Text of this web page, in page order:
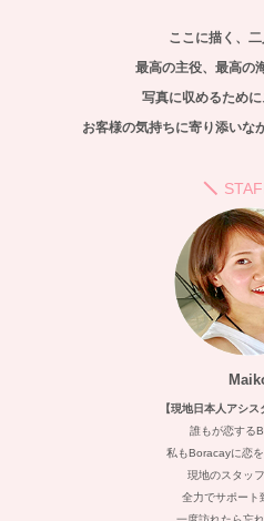
ここに描く、二
最高の主役、最高の
写真に収めるために
お客様の気持ちに寄り添いな
【現地日本人アシス
誰もが恋する
私もBoracayに恋を
現地のスタッフ
全力でサポー